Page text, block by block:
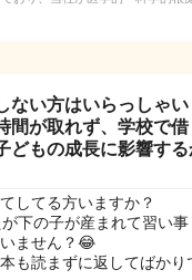
ない方はいらっしゃ
間が取れず、学校で
どもの成長に影響する
してる方いますか？
下の子が産まれて習い事
ません？😂
も読まずに返してばかり